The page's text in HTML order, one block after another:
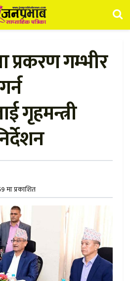
प्रकरण गम्भीर
गृहमन्त्री
प्रकाशित